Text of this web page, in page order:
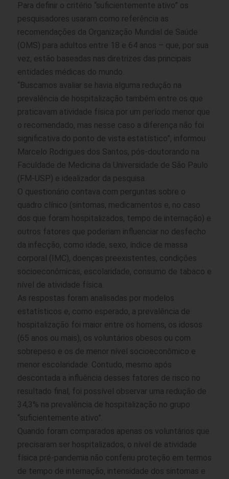
Para definir o critério “suficientemente ativo” os
pesquisadores usaram como referência as
recomendações da Organização Mundial de Saúde
(OMS) para adultos entre 18 e 64 anos – que, por sua
vez, estão baseadas nas diretrizes das principais
entidades médicas do mundo.
“Buscamos avaliar se havia alguma redução na
prevalência de hospitalização também entre os que
praticavam atividade física por um período menor que
o recomendado, mas nesse caso a diferença não foi
significativa do ponto de vista estatístico”, informou
Marcelo Rodrigues dos Santos, pós-doutorando na
Faculdade de Medicina da Universidade de São Paulo
(FM-USP) e idealizador da pesquisa.
O questionário contava com perguntas sobre o
quadro clínico (sintomas, medicamentos e, no caso
dos que foram hospitalizados, tempo de internação) e
outros fatores que poderiam influenciar no desfecho
da infecção, como idade, sexo, índice de massa
corporal (IMC), doenças preexistentes, condições
socioeconômicas, escolaridade, consumo de tabaco e
nível de atividade física.
As respostas foram analisadas por modelos
estatísticos e, como esperado, a prevalência de
hospitalização foi maior entre os homens, os idosos
(65 anos ou mais), os voluntários obesos ou com
sobrepeso e os de menor nível socioeconômico e
menor escolaridade. Contudo, mesmo após
descontada a influência desses fatores de risco no
resultado final, foi possível observar uma redução de
34,3% na prevalência de hospitalização no grupo
“suficientemente ativo”.
Quando foram comparados apenas os voluntários que
precisaram ser hospitalizados, o nível de atividade
física pré-pandemia não conferiu proteção em termos
de tempo de internação, intensidade dos sintomas e